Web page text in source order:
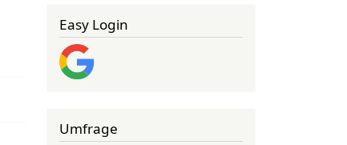
Easy Login
Umfrage